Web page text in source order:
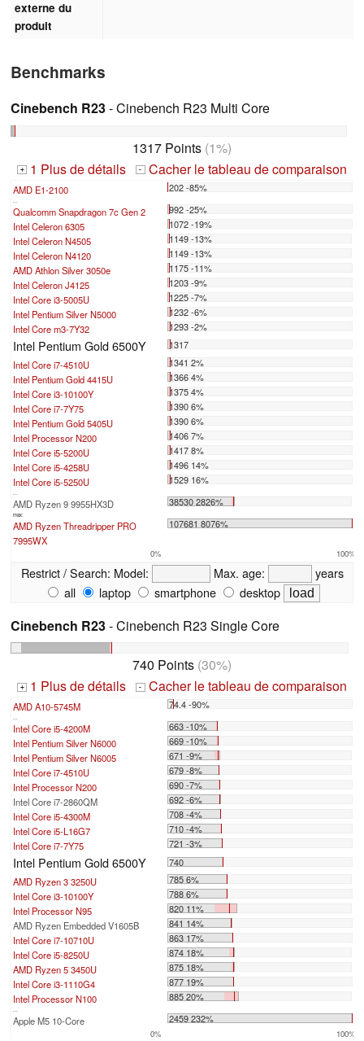
externe du
produit
Benchmarks
Cinebench R23- Cinebench R23 Multi Core
1317 Points (1%)
+ 1 Plus de détails - Cacher le tableau de comparaison
AMD E1-2100 202 -85%
Qualcomm Snapdragon 7c Gen 2
992 -25%
Intel Celeron 6305
1072 -19%
Intel Celeron N4505
1149 -13%
Intel Celeron N4120
1149 -13%
AMD Athlon Silver 3050e
1175 -11%
Intel Celeron J4125
1203 -9%
Intel Core i3-5005U
1225 -7%
Intel Pentium Silver N5000
1232 -6%
Intel Core m3-7Y32
1293 -2%
Intel Pentium Gold 6500Y
1317
Intel Core i7-4510U
1341 2%
Intel Pentium Gold 4415U
1366 4%
Intel Core i3-10100Y
1375 4%
Intel Core i7-7Y75
1390 6%
Intel Pentium Gold 5405U
1390 6%
Intel Processor N200
1406 7%
Intel Core i5-5200U
1417 8%
Intel Core i5-4258U
1496 14%
Intel Core i5-5250U
1529 16%
AMD Ryzen 9 9955HX3D 38530 2826%
max:
AMD Ryzen Threadripper PRO
7995WX
107681 8076%
0% 100%
Restrict / Search: Model: Max. age:
years
all
laptop smartphone desktop
Cinebench R23- Cinebench R23 Single Core
740 Points (30%)
+ 1 Plus de détails - Cacher le tableau de comparaison
AMD A10-5745M 74.4 -90%
...
Intel Core i5-4200M
663 -10%
Intel Pentium Silver N6000
669 -10%
Intel Pentium Silver N6005
671 -9%
Intel Core i7-4510U
679 -8%
Intel Processor N200
690 -7%
Intel Core i7-2860QM
692 -6%
Intel Core i5-4300M
708 -4%
Intel Core i5-L16G7
710 -4%
Intel Core i7-7Y75
721 -3%
Intel Pentium Gold 6500Y
740
AMD Ryzen 3 3250U
785 6%
Intel Core i3-10100Y
788 6%
Intel Processor N95
820 11%
AMD Ryzen Embedded V1605B
841 14%
Intel Core i7-10710U
863 17%
Intel Core i5-8250U
874 18%
AMD Ryzen 5 3450U
875 18%
Intel Core i3-1110G4
877 19%
Intel Processor N100
885 20%
...
Apple M5 10-Core 2459 232%
0% 100%